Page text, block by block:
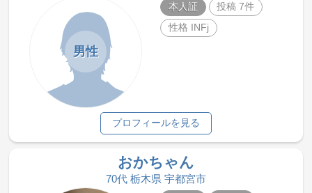
男性
本人証
投稿 7件
性格 INFj
プロフィールを見る
おかちゃん
70代 栃木県 宇都宮市